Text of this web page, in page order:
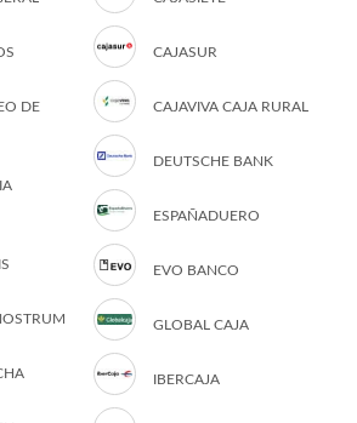
DE
CAJASUR
CAJAVIVA CAJA RURAL
DEUTSCHE BANK
ESPAÑADUERO
EVO BANCO
GLOBAL CAJA
IBERCAJA